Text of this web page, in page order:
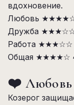
вдохновение.
Любовь
Дружба
Работа ★★★☆☆
Общая ★★★★☆
❤️ Любовь
Козерог